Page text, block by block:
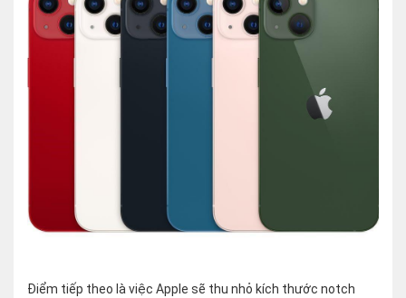
Điểm tiếp theo là việc Apple sẽ thu nhỏ kích thước notch